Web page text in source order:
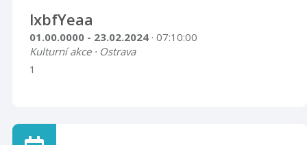
lxbfYeaa
01.00.0000 - 23.02.2024 · 07:10:00
Kulturní akce · Ostrava
1